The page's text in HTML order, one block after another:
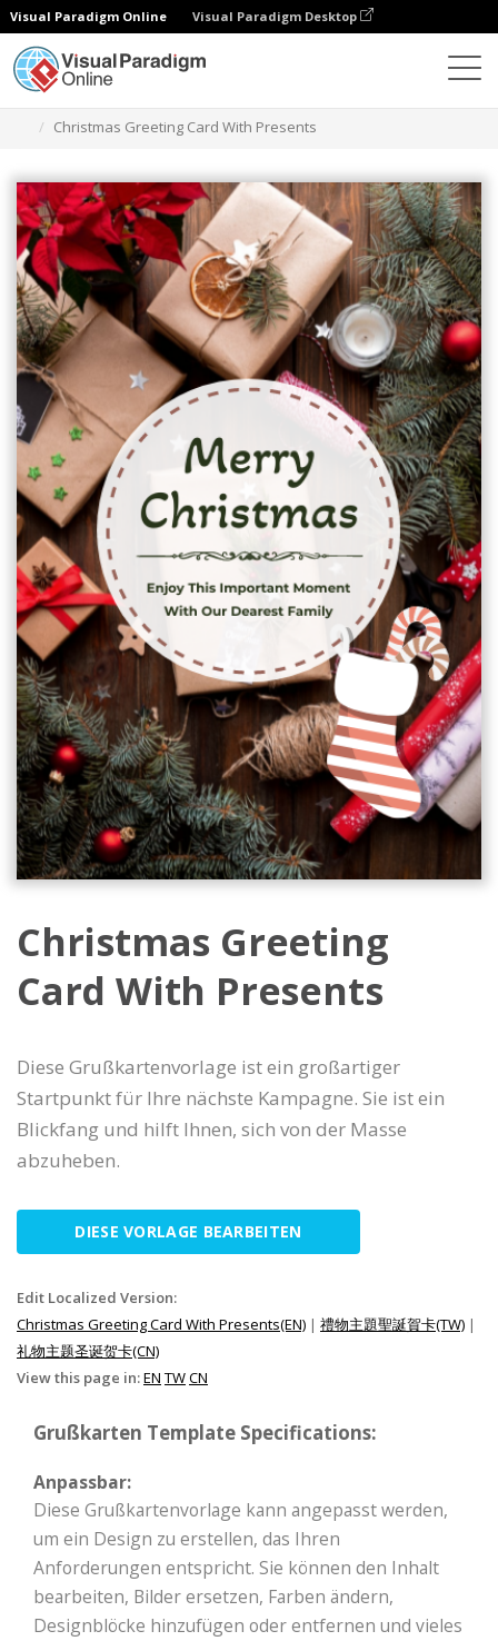
Visual Paradigm Online Visual Paradigm Desktop
Christmas Greeting Card With Presents
Christmas Greeting
Card With Presents
Diese Grußkartenvorlage ist ein großartiger
Startpunkt für Ihre nächste Kampagne. Sie ist ein
Blickfang und hilft Ihnen, sich von der Masse
abzuheben.
DIESE VORLAGE BEARBEITEN
Edit Localized Version:
Christmas Greeting Card With Presents(EN) | 禮物主題聖誕賀卡(TW) |
礼物主题圣诞贺卡(CN)
View this page in:EN TWCN
Grußkarten Template Specifications:
Anpassbar:
Diese Grußkartenvorlage kann angepasst werden,
um ein Design zu erstellen, das Ihren
Anforderungen entspricht. Sie können den Inhalt
bearbeiten, Bilder ersetzen, Farben ändern,
Designblöcke hinzufügen oder entfernen und vieles